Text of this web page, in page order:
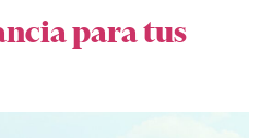
para tus